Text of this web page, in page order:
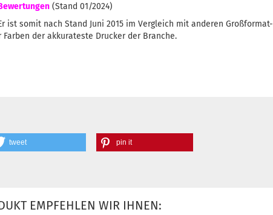
(Stand 01/2024)
ist somit nach Stand Juni 2015 im Vergleich mit anderen Großformat-
der akkurateste Drucker der Branche.
tweet pin it
EMPFEHLEN WIR IHNEN: